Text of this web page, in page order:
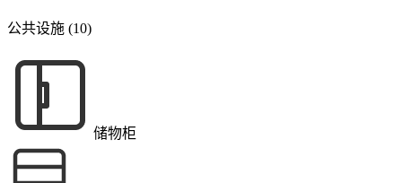
公共设施 (10)
储物柜